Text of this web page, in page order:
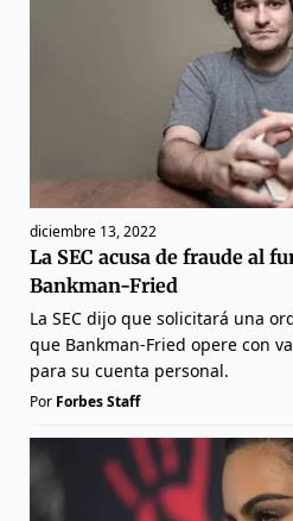
diciembre 13, 2022
La SEC acusa de fraude al
Bankman-Fried
La SEC dijo que solicitará una
que Bankman-Fried opere con
para su cuenta personal.
Por Forbes Staff